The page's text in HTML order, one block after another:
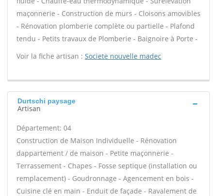
maçonnerie - Construction de murs - Cloisons amovibles
- Rénovation plomberie complète ou partielle - Plafond
tendu - Petits travaux de Plomberie - Baignoire à Porte -
Voir la fiche artisan : Societe nouvelle madec
Durtschi paysage
Artisan
Département: 04
Construction de Maison Individuelle - Rénovation
dappartement / de maison - Petite maçonnerie -
Terrassement - Chapes - Fosse septique (installation ou
remplacement) - Goudronnage - Agencement en bois -
Cuisine clé en main - Enduit de façade - Ravalement de